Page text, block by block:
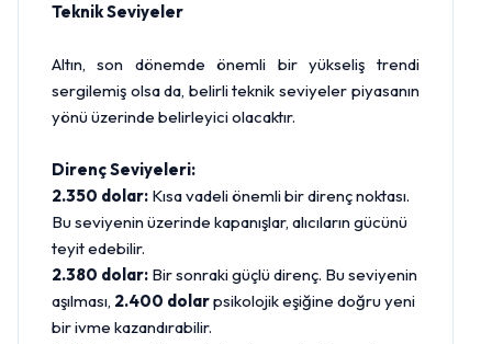
Teknik Seviyeler
Altın, son dönemde önemli bir yükseliş trendi
sergilemiş olsa da, belirli teknik seviyeler piyasanın
yönü üzerinde belirleyici olacaktır.
Direnç Seviyeleri:
2.350 dolar: Kısa vadeli önemli bir direnç noktası.
Bu seviyenin üzerinde kapanışlar, alıcıların gücünü
teyit edebilir.
2.380 dolar: Bir sonraki güçlü direnç. Bu seviyenin
aşılması, 2.400 dolarpsikolojik eşiğine doğru yeni
bir ivme kazandırabilir.